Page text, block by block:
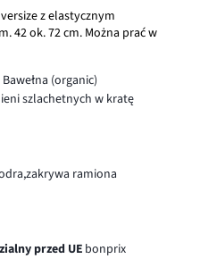
z elastycznym
42 ok. 72 cm. Można prać w
(organic)
szlachetnych w kratę
ramiona
przed UE bonprix